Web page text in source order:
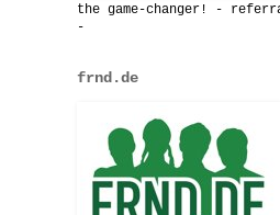
the game-changer! -
-
frnd.de